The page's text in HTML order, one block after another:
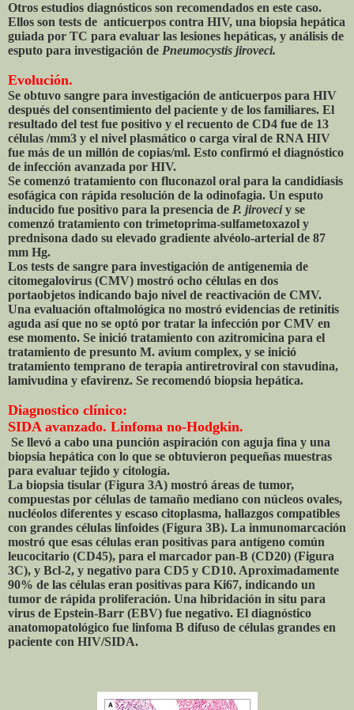
Otros estudios diagnósticos son recomendados en este caso.
Ellos son tests de anticuerpos contra HIV, una biopsia hepática
guiada por TC para evaluar las lesiones hepáticas, y análisis de
esputo para investigación de Pneumocystis jiroveci.
Evolución.
Se obtuvo sangre para investigación de anticuerpos para HIV
después del consentimiento del paciente y de los familiares. El
resultado del test fue positivo y el recuento de CD4 fue de 13
células /mm3 y el nivel plasmático o carga viral de RNA HIV
fue más de un millón de copias/ml. Esto confirmó el diagnóstico
de infección avanzada por HIV.
Se comenzó tratamiento con fluconazol oral para la candidiasis
esofágica con rápida resolución de la odinofagia. Un esputo
inducido fue positivo para la presencia de P. jiroveciy se
comenzó tratamiento con trimetoprima-sulfametoxazol y
prednisona dado su elevado gradiente alvéolo-arterial de 87
mm Hg.
Los tests de sangre para investigación de antigenemia de
citomegalovirus (CMV) mostró ocho células en dos
portaobjetos indicando bajo nivel de reactivación de CMV.
Una evaluación oftalmológica no mostró evidencias de retinitis
aguda así que no se optó por tratar la infección por CMV en
ese momento. Se inició tratamiento con azitromicina para el
tratamiento de presunto M. avium complex, y se inició
tratamiento temprano de terapia antiretroviral con stavudina,
lamivudina y efavirenz. Se recomendó biopsia hepática.
Diagnostico clínico:
SIDA avanzado. Linfoma no-Hodgkin.
Se llevó a cabo una punción aspiración con aguja fina y una
biopsia hepática con lo que se obtuvieron pequeñas muestras
para evaluar tejido y citología.
La biopsia tisular (Figura 3A) mostró áreas de tumor,
compuestas por células de tamaño mediano con núcleos ovales,
nucléolos diferentes y escaso citoplasma, hallazgos compatibles
con grandes células linfoides (Figura 3B). La inmunomarcación
mostró que esas células eran positivas para antígeno común
leucocitario (CD45), para el marcador pan-B (CD20) (Figura
3C), y Bcl-2, y negativo para CD5 y CD10. Aproximadamente
90% de las células eran positivas para Ki67, indicando un
tumor de rápida proliferación. Una hibridación in situ para
virus de Epstein-Barr (EBV) fue negativo. El diagnóstico
anatomopatológico fue linfoma B difuso de células grandes en
paciente con HIV/SIDA.